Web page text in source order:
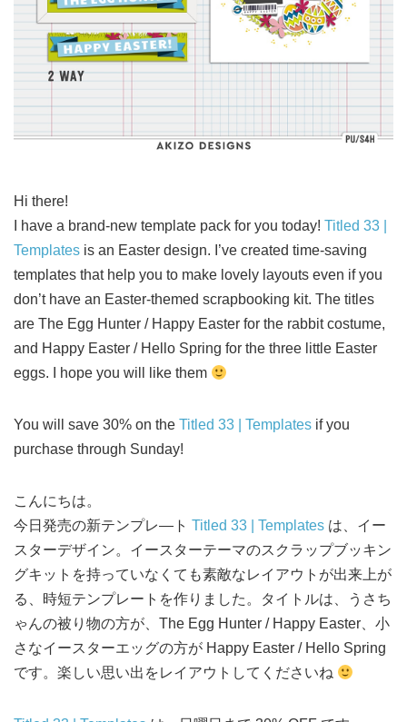
Hi there!
I have a brand-new template pack for you today! Titled 33 |
Templates is an Easter design. I’ve created time-saving
templates that help you to make lovely layouts even if you
don’t have an Easter-themed scrapbooking kit. The titles
are The Egg Hunter / Happy Easter for the rabbit costume,
and Happy Easter / Hello Spring for the three little Easter
eggs. I hope you will like them
You will save 30% on the Titled 33 | Templates if you
purchase through Sunday!
こんにちは。
今日発売の新テンプレ―ト Titled 33 | Templates は、イー
スターデザイン。イースターテーマのスクラップブッキン
グキットを持っていなくても素敵なレイアウトが出来上が
る、時短テンプレートを作りました。タイトルは、うさち
ゃんの被り物の方が、The Egg Hunter / Happy Easter、小
さなイースターエッグの方が Happy Easter / Hello Spring
です。楽しい思い出をレイアウトしてくださいね